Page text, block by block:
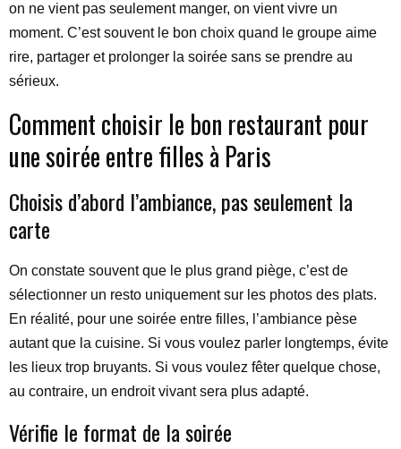
on ne vient pas seulement manger, on vient vivre un
moment. C’est souvent le bon choix quand le groupe aime
rire, partager et prolonger la soirée sans se prendre au
sérieux.
Comment choisir le bon restaurant pour
une soirée entre filles à Paris
Choisis d’abord l’ambiance, pas seulement la
carte
On constate souvent que le plus grand piège, c’est de
sélectionner un resto uniquement sur les photos des plats.
En réalité, pour une soirée entre filles, l’ambiance pèse
autant que la cuisine. Si vous voulez parler longtemps, évite
les lieux trop bruyants. Si vous voulez fêter quelque chose,
au contraire, un endroit vivant sera plus adapté.
Vérifie le format de la soirée